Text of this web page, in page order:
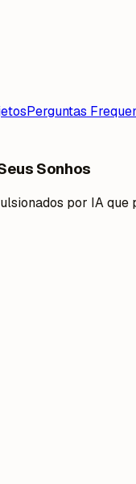
Perguntas
Sonhos
por IA que